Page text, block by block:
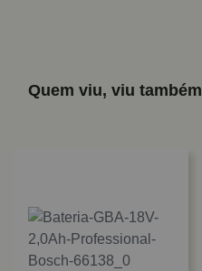
Quem viu, viu também